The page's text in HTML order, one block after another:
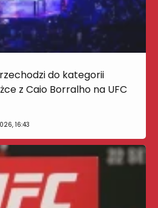
do kategorii
z Caio Borralho na UFC
16:43